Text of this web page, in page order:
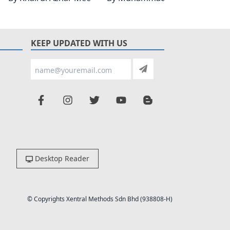
KEEP UPDATED WITH US
Desktop Reader
© Copyrights Xentral Methods Sdn Bhd (938808-H)